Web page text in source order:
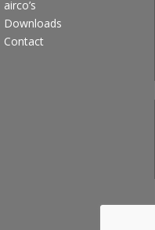
airco’s
Downloads
Contact